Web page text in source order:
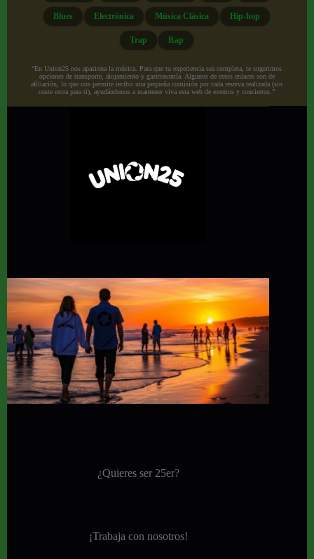
Blues Electrónica Música Clásica Hip-hop
Trap Rap
“En Union25 nos apasiona la música. Para que tu experiencia sea completa, te sugerimos
opciones de transporte, alojamiento y gastronomía. Algunos de estos enlaces son de
afiliación, lo que nos permite recibir una pequeña comisión por cada reserva realizada (sin
coste extra para ti), ayudándonos a mantener viva esta web de eventos y conciertos.”
¿Quieres ser 25er?
¡Trabaja con nosotros!